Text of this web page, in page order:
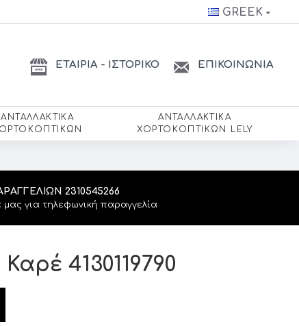
GREEK
ΕΤΑΙΡΙΑ - ΙΣΤΟΡΙΚΟ ΕΠΙΚΟΙΝΩΝΙΑ
ΑΝΤΑΛΛΑΚΤΙΚΆ
ΑΝΤΑΛΛΑΚΤΙΚΆ
ΧΟΡΤΟΚΟΠΤΙΚΏΝ LELY
2310545266
μας για τηλεφωνική παραγγελία
4130119790